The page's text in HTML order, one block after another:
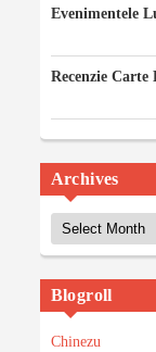
Evenimentele
Recenzie
Archives
Archives
Blogroll
Chinezu